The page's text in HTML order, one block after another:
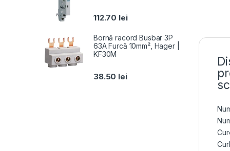
112.70 lei
Bornă racord Busbar 3P
63A Furcă 10mm², Hager |
KF30M
38.50 lei